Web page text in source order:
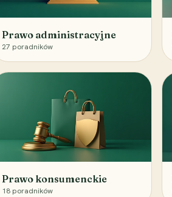
Prawo administracyjne
27 poradników
Prawo konsumenckie
18 poradników